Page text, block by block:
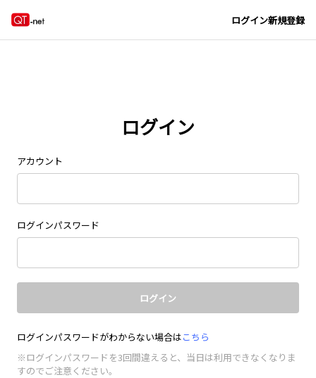
ログイン新規登録
ログイン
アカウント
ログインパスワード
ログイン
ログインパスワードがわからない場合はこちら
※ログインパスワードを3回間違えると、当日は利用できなくなりま
すのでご注意ください。